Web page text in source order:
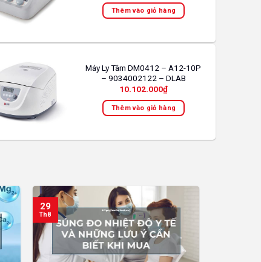
Thêm vào giỏ hàng
Máy Ly Tâm DM0412 – A12-10P
– 9034002122 – DLAB
10.102.000₫
Thêm vào giỏ hàng
29
Th8